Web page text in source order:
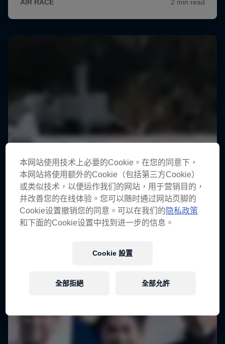
本网站使用技术上必要的Cookie。在您的同意下，
本网站将使用额外的Cookie（包括第三方Cookie）
或类似技术，以便运作我们的网站，用于营销目的，
并改善您的在线体验。您可以随时通过网站页脚的
Cookie设置撤销您的同意。可以在我们的 隐私政策
和下面的Cookie设置中找到进一步的信息。
Cookie 設置
全部拒絕 全部允許